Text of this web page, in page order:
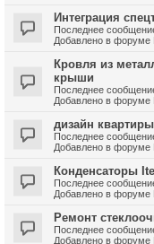
Интеграция
Последнее
Добавлено в форуме
Кровля из
крыши
Последнее
Добавлено в форуме
дизайн
Последнее
Добавлено в форуме
Конденсаторы
Последнее
Добавлено в форуме
Ремонт
Последнее
Добавлено в форуме